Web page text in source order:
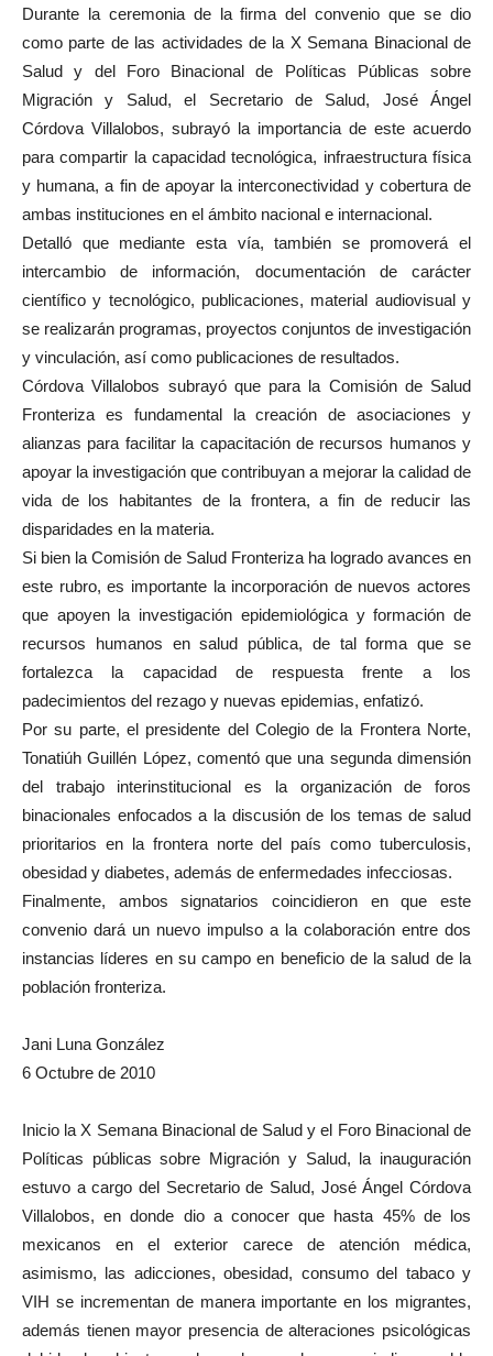
Durante la ceremonia de la firma del convenio que se dio
como parte de las actividades de la X Semana Binacional de
Salud y del Foro Binacional de Políticas Públicas sobre
Migración y Salud, el Secretario de Salud, José Ángel
Córdova Villalobos, subrayó la importancia de este acuerdo
para compartir la capacidad tecnológica, infraestructura física
y humana, a fin de apoyar la interconectividad y cobertura de
ambas instituciones en el ámbito nacional e internacional.
Detalló que mediante esta vía, también se promoverá el
intercambio de información, documentación de carácter
científico y tecnológico, publicaciones, material audiovisual y
se realizarán programas, proyectos conjuntos de investigación
y vinculación, así como publicaciones de resultados.
Córdova Villalobos subrayó que para la Comisión de Salud
Fronteriza es fundamental la creación de asociaciones y
alianzas para facilitar la capacitación de recursos humanos y
apoyar la investigación que contribuyan a mejorar la calidad de
vida de los habitantes de la frontera, a fin de reducir las
disparidades en la materia.
Si bien la Comisión de Salud Fronteriza ha logrado avances en
este rubro, es importante la incorporación de nuevos actores
que apoyen la investigación epidemiológica y formación de
recursos humanos en salud pública, de tal forma que se
fortalezca la capacidad de respuesta frente a los
padecimientos del rezago y nuevas epidemias, enfatizó.
Por su parte, el presidente del Colegio de la Frontera Norte,
Tonatiúh Guillén López, comentó que una segunda dimensión
del trabajo interinstitucional es la organización de foros
binacionales enfocados a la discusión de los temas de salud
prioritarios en la frontera norte del país como tuberculosis,
obesidad y diabetes, además de enfermedades infecciosas.
Finalmente, ambos signatarios coincidieron en que este
convenio dará un nuevo impulso a la colaboración entre dos
instancias líderes en su campo en beneficio de la salud de la
población fronteriza.
Jani Luna González
6 Octubre de 2010
Inicio la X Semana Binacional de Salud y el Foro Binacional de
Políticas públicas sobre Migración y Salud, la inauguración
estuvo a cargo del Secretario de Salud, José Ángel Córdova
Villalobos, en donde dio a conocer que hasta 45% de los
mexicanos en el exterior carece de atención médica,
asimismo, las adicciones, obesidad, consumo del tabaco y
VIH se incrementan de manera importante en los migrantes,
además tienen mayor presencia de alteraciones psicológicas